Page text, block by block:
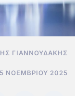
ΓΙΑΝΝΟΥΔΆΚΗΣ
ΝΟΕΜΒΡΊΟΥ 2025